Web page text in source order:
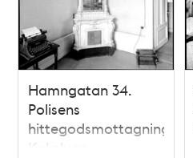
Hamngatan 34.
Polisens
hittegodsmottagning.
Kakelugn